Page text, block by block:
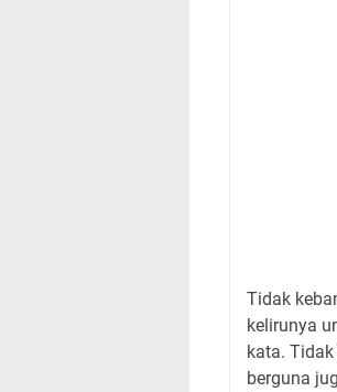
Tidak
kelirunya
kata.
berguna